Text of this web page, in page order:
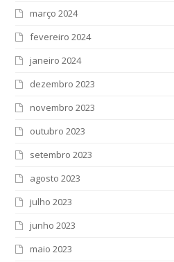
março 2024
fevereiro 2024
janeiro 2024
dezembro 2023
novembro 2023
outubro 2023
setembro 2023
agosto 2023
julho 2023
junho 2023
maio 2023